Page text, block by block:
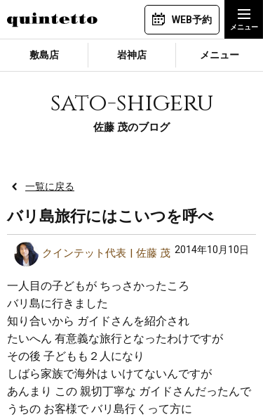
WEB予約
敷島店 岩神店 メニュー
sato-shigeru
佐藤 茂のブログ
一覧に戻る
バリ島旅行にはこいつを呼べ
クインテット代表 佐藤 茂 2014年10月10日
一人目の子どもが ちっさかったころ
バリ島に行きました
知り合いから ガイドさんを紹介され
たいへん 有意義な旅行となったわけですが
その後 子どもも２人になり
しばら家族で海外は いけてないんですが
あんまり この 親切丁寧な ガイドさんだったんで
うちの お客様で バリ島行くって方に